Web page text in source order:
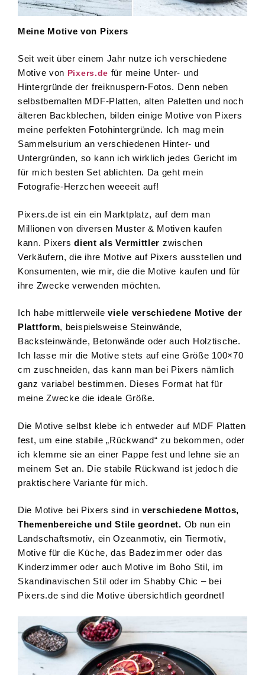
Meine Motive von Pixers
Seit weit über einem Jahr nutze ich verschiedene
Motive von Pixers.de für meine Unter- und
Hintergründe der freiknuspern-Fotos. Denn neben
selbstbemalten MDF-Platten, alten Paletten und noch
älteren Backblechen, bilden einige Motive von Pixers
meine perfekten Fotohintergründe. Ich mag mein
Sammelsurium an verschiedenen Hinter- und
Untergründen, so kann ich wirklich jedes Gericht im
für mich besten Set ablichten. Da geht mein
Fotografie-Herzchen weeeeit auf!
Pixers.de ist ein ein Marktplatz, auf dem man
Millionen von diversen Muster & Motiven kaufen
kann. Pixersdient als Vermittler zwischen
Verkäufern, die ihre Motive auf Pixers ausstellen und
Konsumenten, wie mir, die die Motive kaufen und für
ihre Zwecke verwenden möchten.
Ich habe mittlerweileviele verschiedene Motive der
Plattform, beispielsweise Steinwände,
Backsteinwände, Betonwände oder auch Holztische.
Ich lasse mir die Motive stets auf eine Größe 100×70
cm zuschneiden, das kann man bei Pixers nämlich
ganz variabel bestimmen. Dieses Format hat für
meine Zwecke die ideale Größe.
Die Motive selbst klebe ich entweder auf MDF Platten
fest, um eine stabile „Rückwand“ zu bekommen, oder
ich klemme sie an einer Pappe fest und lehne sie an
meinem Set an. Die stabile Rückwand ist jedoch die
praktischere Variante für mich.
Die Motive bei Pixers sind in verschiedene Mottos,
Themenbereiche und Stile geordnet. Ob nun ein
Landschaftsmotiv, ein Ozeanmotiv, ein Tiermotiv,
Motive für die Küche, das Badezimmer oder das
Kinderzimmer oder auch Motive im Boho Stil, im
Skandinavischen Stil oder im Shabby Chic – bei
Pixers.de sind die Motive übersichtlich geordnet!